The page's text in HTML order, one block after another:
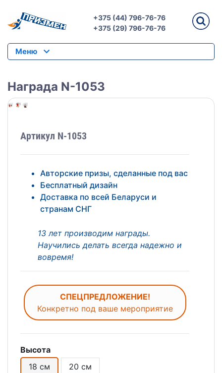
+375 (44) 796-76-76
+375 (29) 796-76-76
Меню
Награда N-1053
Артикул N-1053
Авторские призы, сделанные под вас
Бесплатный дизайн
Доставка по всей Беларуси и
странам СНГ
13 лет производим награды.
Научились делать всегда надежно и
вовремя!
СПЕЦПРЕДЛОЖЕНИЕ!
Конкретно под ваше мероприятие
Высота
18 см
20 см